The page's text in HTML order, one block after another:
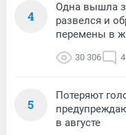
4
Одна вышла
развелся и
перемены в
30 306
5
Потеряют
в августе